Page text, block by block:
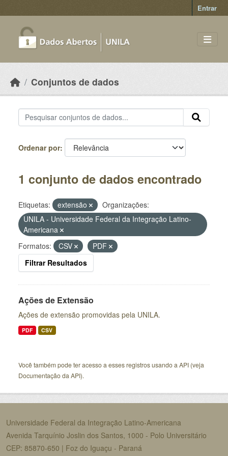
Entrar
Conjuntos de dados
Ordenar por
1 conjunto de dados encontrado
Etiquetas: extensão
Organizações:
UNILA - Universidade Federal da Integração Latino-
Americana
Formatos:
CSV
PDF
Filtrar Resultados
Ações de Extensão
Ações de extensão promovidas pela UNILA.
PDF CSV
Você também pode ter acesso a esses registros usando a API (veja
Documentação da API).
Universidade Federal da Integração Latino-Americana
Avenida Tarquínio Joslin dos Santos, 1000 - Polo Universitário
CEP: 85870-650 | Foz do Iguaçu - Paraná